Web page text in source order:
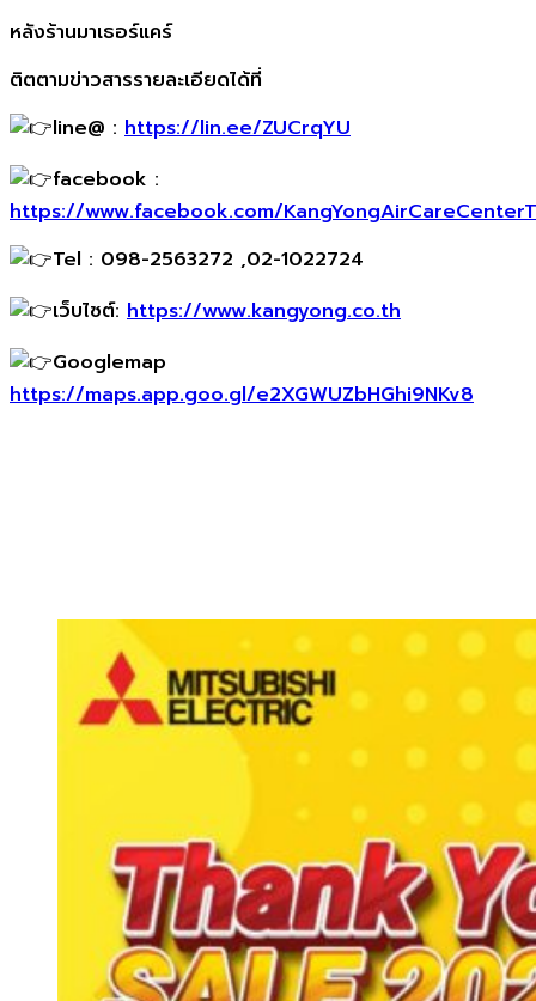
หลังร้านมาเธอร์แคร์
ติตตามข่าวสารรายละเอียดได้ที่
line@ : https://lin.ee/ZUCrqYU
facebook :
https://www.facebook.com/
Tel : 098-2563272 ,02-1022724
เว็บไซต์: https://www.kangyong.co.th
Googlemap
https://maps.app.goo.gl/e2XGWUZbHGhi9NKv8